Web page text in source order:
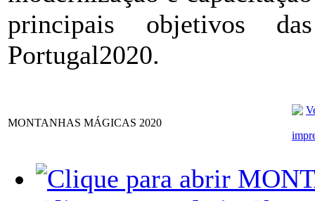
principais objetivos
Portugal2020.
MONTANHAS MÁGICAS 2020